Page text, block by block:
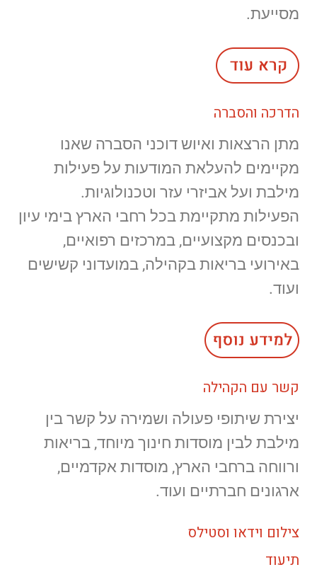
מסייעת.
הדרכה והסברה
מתן הרצאות ואיוש דוכני הסברה שאנו
מקיימים להעלאת המודעות על פעילות
מילבת ועל אביזרי עזר וטכנולוגיות.
הפעילות מתקיימת בכל רחבי הארץ בימי עיון
ובכנסים מקצועיים, במרכזים רפואיים,
באירועי בריאות בקהילה, במועדוני קשישים
ועוד.
קשר עם הקהילה
יצירת שיתופי פעולה ושמירה על קשר בין
מילבת לבין מוסדות חינוך מיוחד, בריאות
ורווחה ברחבי הארץ, מוסדות אקדמיים,
ארגונים חברתיים ועוד.
צילום וידאו וסטילס
תיעוד